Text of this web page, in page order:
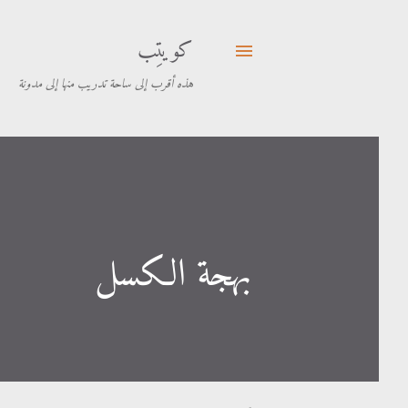
كويتِب
هذه أقرب إلى ساحة تدريب منها إلى مدونة
بهجة الكسل